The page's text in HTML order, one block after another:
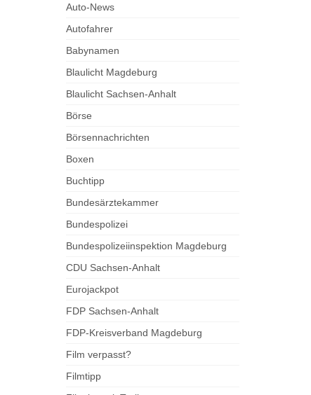
Auto-News
Autofahrer
Babynamen
Blaulicht Magdeburg
Blaulicht Sachsen-Anhalt
Börse
Börsennachrichten
Boxen
Buchtipp
Bundesärztekammer
Bundespolizei
Bundespolizeiinspektion Magdeburg
CDU Sachsen-Anhalt
Eurojackpot
FDP Sachsen-Anhalt
FDP-Kreisverband Magdeburg
Film verpasst?
Filmtipp